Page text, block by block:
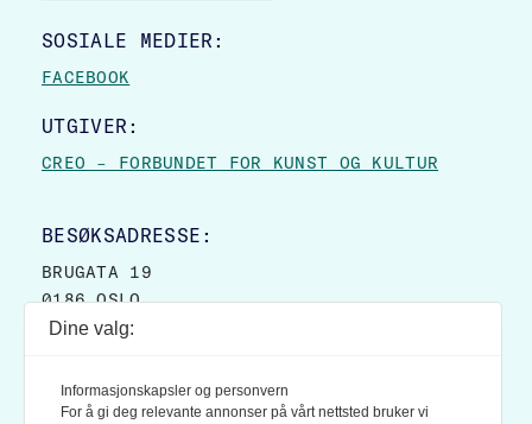
SOSIALE MEDIER:
FACEBOOK
UTGIVER:
CREO – FORBUNDET FOR KUNST OG KULTUR
BESØKSADRESSE:
BRUGATA 19
0186 OSLO
POSTBOKS 9007 GRØNLAND
0133 OSLO
Dine valg:
Informasjonskapsler og personvern
For å gi deg relevante annonser på vårt nettsted bruker vi